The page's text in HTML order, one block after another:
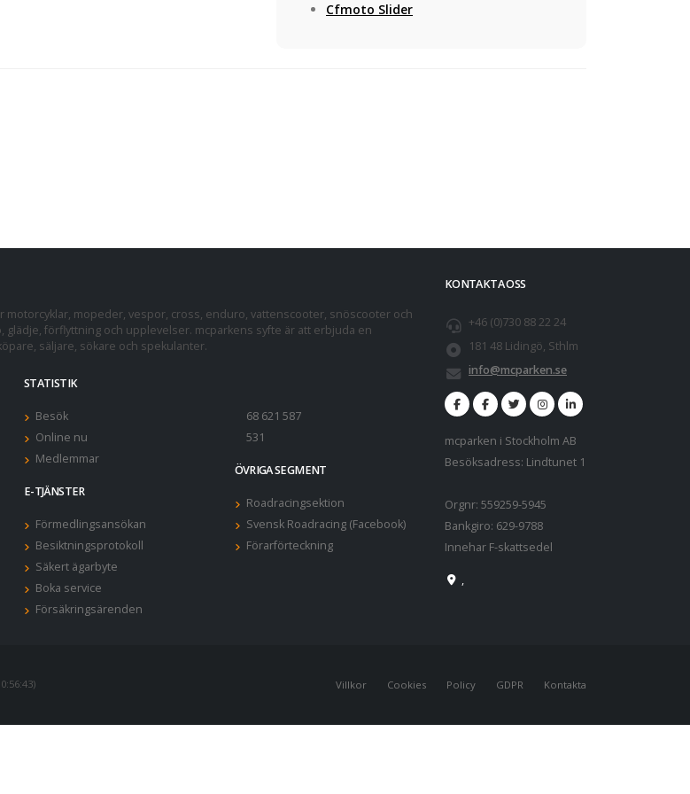
Cfmoto Slider
mopeder, vespor, cross, enduro, vattenscooter, snöscooter och
förflyttning och upplevelser. mcparkens syfte är att erbjuda en
säljare, sökare och spekulanter.
STATISTIK
Besök
Online nu
Medlemmar
E-TJÄNSTER
Förmedlingsansökan
Besiktningsprotokoll
Säkert ägarbyte
Boka service
Försäkringsärenden
68 621 587
531
ÖVRIGA SEGMENT
Roadracingsektion
Svensk Roadracing (Facebook)
Förarförteckning
KONTAKTA OSS
+46 (0)730 88 22 24
181 48 Lidingö, Sthlm
info@mcparken.se
mcparken i Stockholm AB
Besöksadress: Lindtunet 1
Orgnr: 559259-5945
Bankgiro: 629-9788
Innehar F-skattsedel
,
Villkor Cookies Policy GDPR Kontakta